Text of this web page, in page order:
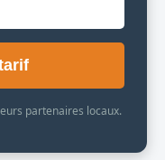
partenaires locaux.